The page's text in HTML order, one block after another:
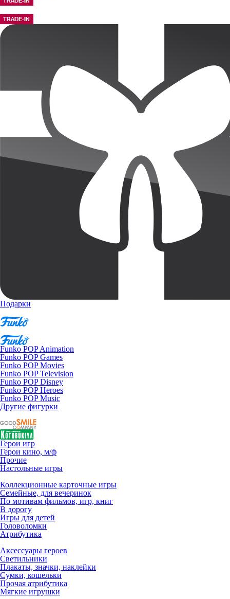
Подарки
Funko POP Animation
Funko POP Games
Funko POP Movies
Funko POP Television
Funko POP Disney
Funko POP Heroes
Funko POP Music
Другие фигурки
Герои игр
Герои кино, м/ф
Прочие
Настольные игры
Коллекционные карточные игры
Семейные, для вечеринок
По мотивам фильмов, игр, книг
В дорогу
Игры для детей
Головоломки
Атрибутика
Аксессуары героев
Светильники
Плакаты, значки, наклейки
Сумки, кошельки
Прочая атрибутика
Мягкие игрушки